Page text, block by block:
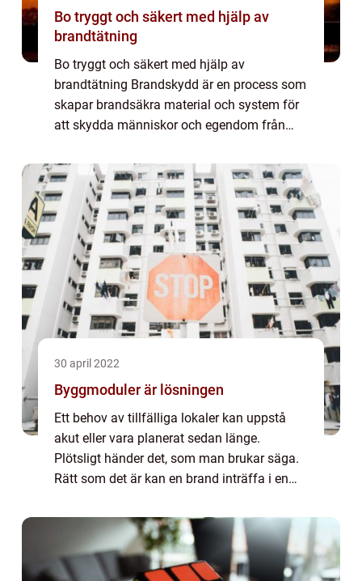
Bo tryggt och säkert med hjälp av
brandtätning
Bo tryggt och säkert med hjälp av
brandtätning Brandskydd är en process som
skapar brandsäkra material och system för
att skydda människor och egendom från
spec...
30 april 2022
Byggmoduler är lösningen
Ett behov av tillfälliga lokaler kan uppstå
akut eller vara planerat sedan länge.
Plötsligt händer det, som man brukar säga.
Rätt som det är kan en brand inträffa i en